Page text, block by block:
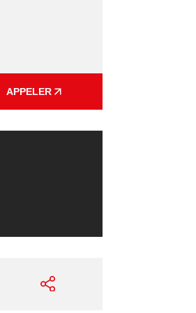
APPELER